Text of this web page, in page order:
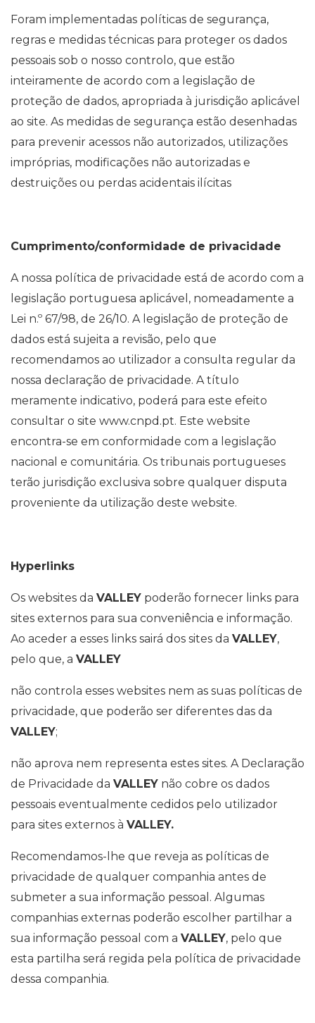
Foram implementadas políticas de segurança,
regras e medidas técnicas para proteger os dados
pessoais sob o nosso controlo, que estão
inteiramente de acordo com a legislação de
proteção de dados, apropriada à jurisdição aplicável
ao site. As medidas de segurança estão desenhadas
para prevenir acessos não autorizados, utilizações
impróprias, modificações não autorizadas e
destruições ou perdas acidentais ilícitas
Cumprimento/conformidade de privacidade
A nossa política de privacidade está de acordo com a
legislação portuguesa aplicável, nomeadamente a
Lei n.º 67/98, de 26/10. A legislação de proteção de
dados está sujeita a revisão, pelo que
recomendamos ao utilizador a consulta regular da
nossa declaração de privacidade. A título
meramente indicativo, poderá para este efeito
consultar o site www.cnpd.pt. Este website
encontra-se em conformidade com a legislação
nacional e comunitária. Os tribunais portugueses
terão jurisdição exclusiva sobre qualquer disputa
proveniente da utilização deste website.
Hyperlinks
Os websites da VALLEY poderão fornecer links para
sites externos para sua conveniência e informação.
Ao aceder a esses links sairá dos sites da VALLEY,
pelo que, a VALLEY
não controla esses websites nem as suas políticas de
privacidade, que poderão ser diferentes das da
VALLEY;
não aprova nem representa estes sites. A Declaração
de Privacidade da VALLEY não cobre os dados
pessoais eventualmente cedidos pelo utilizador
para sites externos à VALLEY.
Recomendamos-lhe que reveja as políticas de
privacidade de qualquer companhia antes de
submeter a sua informação pessoal. Algumas
companhias externas poderão escolher partilhar a
sua informação pessoal com a VALLEY, pelo que
esta partilha será regida pela política de privacidade
dessa companhia.